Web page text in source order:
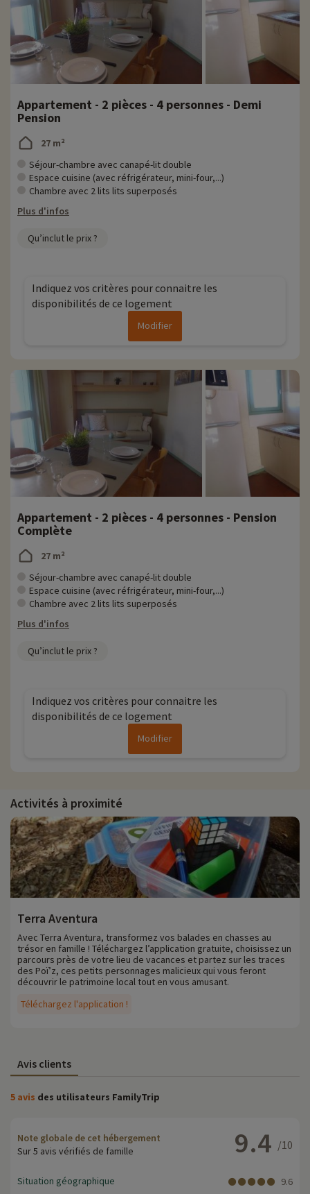
Appartement - 2 pièces - 4 personnes - Demi
Pension
27 m²
Séjour-chambre avec canapé-lit double
Espace cuisine (avec réfrigérateur, mini-four,...)
Chambre avec 2 lits lits superposés
Plus d'infos
Qu’inclut le prix ?
Indiquez vos critères pour connaitre les
disponibilités de ce logement
Modifier
Appartement - 2 pièces - 4 personnes - Pension
Complète
27 m²
Séjour-chambre avec canapé-lit double
Espace cuisine (avec réfrigérateur, mini-four,...)
Chambre avec 2 lits lits superposés
Plus d'infos
Qu’inclut le prix ?
Indiquez vos critères pour connaitre les
disponibilités de ce logement
Modifier
Activités à proximité
Terra Aventura
Téléchargez l'application !
Avec Terra Aventura, transformez vos balades en chasses au
trésor en famille ! Téléchargez l’application gratuite, choisissez un
parcours près de votre lieu de vacances et partez sur les traces
des Poï’z, ces petits personnages malicieux qui vous feront
découvrir le patrimoine local tout en vous amusant.
Avis clients
5 avis des utilisateurs FamilyTrip
Note globale de cet hébergement
Sur 5 avis vérifiés de famille
9.4 /10
Situation géographique
9.6